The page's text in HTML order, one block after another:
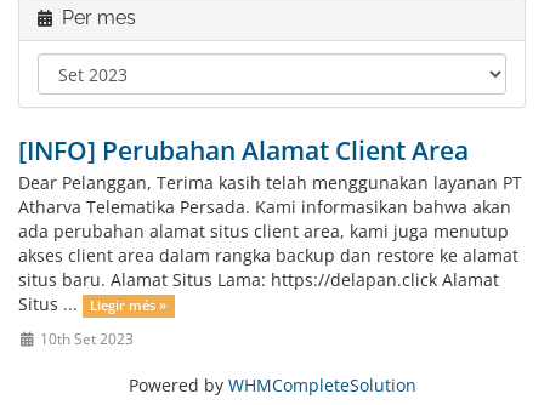
Per mes
[INFO] Perubahan Alamat Client Area
Dear Pelanggan, Terima kasih telah menggunakan layanan PT
Atharva Telematika Persada. Kami informasikan bahwa akan
ada perubahan alamat situs client area, kami juga menutup
akses client area dalam rangka backup dan restore ke alamat
situs baru. Alamat Situs Lama: https://delapan.click Alamat
Situs ...
Llegir més »
10th Set 2023
Powered by WHMCompleteSolution